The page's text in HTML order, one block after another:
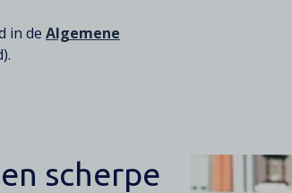
in de Algemene
scherpe